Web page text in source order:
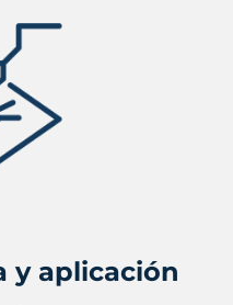
y aplicación